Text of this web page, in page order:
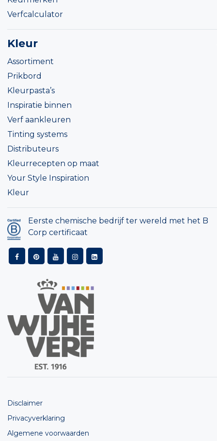
Verfcalculator
Kleur
Assortiment
Prikbord
Kleurpasta’s
Inspiratie binnen
Verf aankleuren
Tinting systems
Distributeurs
Kleurrecepten op maat
Your Style Inspiration
Kleur
Eerste chemische bedrijf ter wereld met het B
Corp certificaat
Disclaimer
Privacyverklaring
Algemene voorwaarden